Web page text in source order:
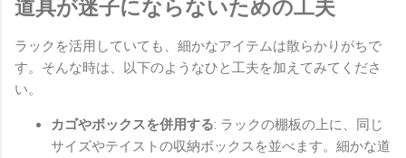
道具が迷子にならないための工夫
ラックを活用していても、細かなアイテムは散らかりがちで
す。そんな時は、以下のようなひと工夫を加えてみてくださ
い。
カゴやボックスを併用する: ラックの棚板の上に、同じ
サイズやテイストの収納ボックスを並べます。細かな道